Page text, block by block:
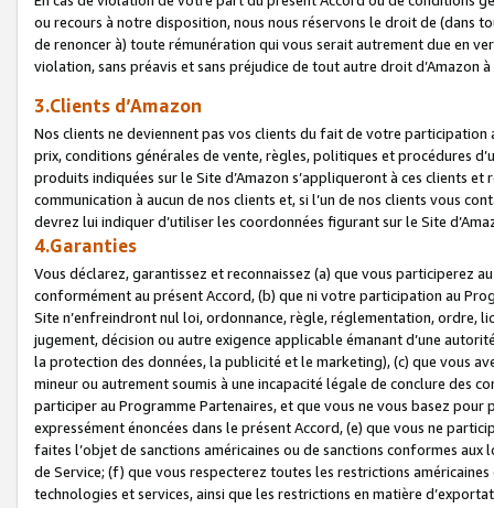
ou recours à notre disposition, nous nous réservons le droit de (dans
de renoncer à) toute rémunération qui vous serait autrement due en
violation, sans préavis et sans préjudice de tout autre droit
3.Clients d’Amazon
Nos clients ne deviennent pas vos clients du fait de votre
prix, conditions générales de vente, règles, politiques et procédures
produits indiquées sur le Site d’Amazon s’appliqueront à ces clients
communication à aucun de nos clients et, si l’un de nos clients vous
devrez lui indiquer d’utiliser les coordonnées figurant sur le Site
4.Garanties
Vous déclarez, garantissez et reconnaissez (a) que vous participerez
conformément au présent Accord, (b) que ni votre participation au
Site n’enfreindront nul loi, ordonnance, règle, réglementation, ordre,
jugement, décision ou autre exigence applicable émanant d’une
la protection des données, la publicité et le marketing), (c) que vous
mineur ou autrement soumis à une incapacité légale de conclure des
participer au Programme Partenaires, et que vous ne vous basez
expressément énoncées dans le présent Accord, (e) que vous ne
faites l’objet de sanctions américaines ou de sanctions conformes
de Service; (f) que vous respecterez toutes les restrictions
technologies et services, ainsi que les restrictions en matière